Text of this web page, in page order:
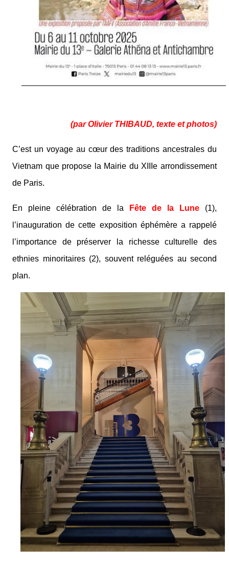
(par Olivier THIBAUD, texte et photos)
C’est un voyage au cœur des traditions ancestrales du
Vietnam que propose la Mairie du XIIIe arrondissement
de Paris.
En pleine célébration de la Fête de la Lune (1),
l’inauguration de cette exposition éphémère a rappelé
l’importance de préserver la richesse culturelle des
ethnies minoritaires (2), souvent reléguées au second
plan.